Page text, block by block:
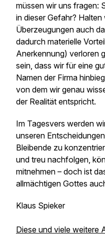
müssen wir uns fragen:
in dieser Gefahr?
Überzeugungen auch
dadurch materielle
Anerkennung) verloren
sein, dass wir für eine
Namen der Firma
von dem wir genau
der Realität entspricht.
Im Tagesvers werden
unseren
Bleibende zu
und treu nachfolgen,
mitnehmen – doch ist
allmächtigen Gottes
Klaus Spieker
Diese und viele weitere